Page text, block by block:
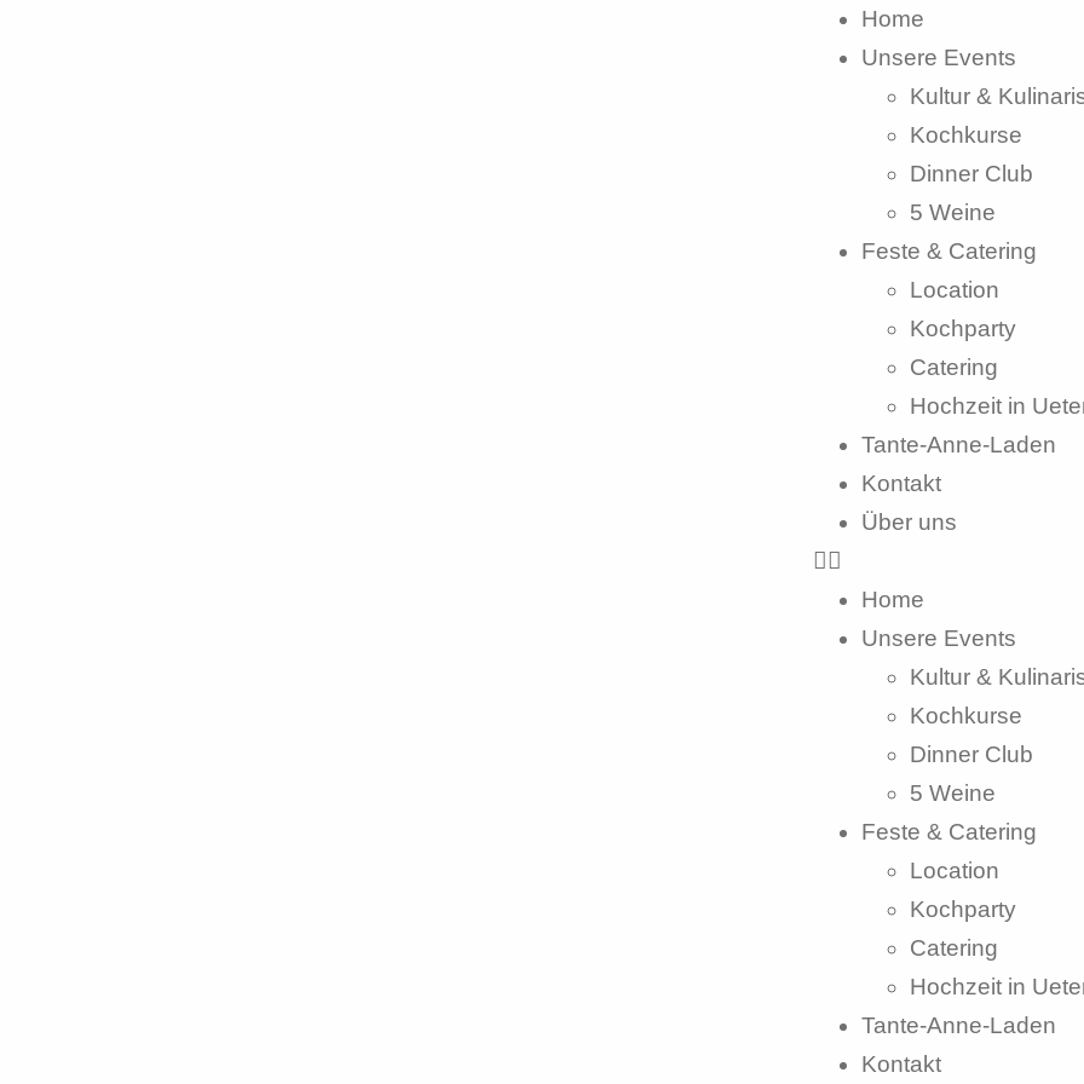
Home
Unsere Events
Kultur &
Kochkurse
Dinner Club
5 Weine
Feste & Catering
Location
Kochparty
Catering
Hochzeit in
Tante-Anne-Laden
Kontakt
Über uns
Home
Unsere Events
Kultur &
Kochkurse
Dinner Club
5 Weine
Feste & Catering
Location
Kochparty
Catering
Hochzeit in
Tante-Anne-Laden
Kontakt